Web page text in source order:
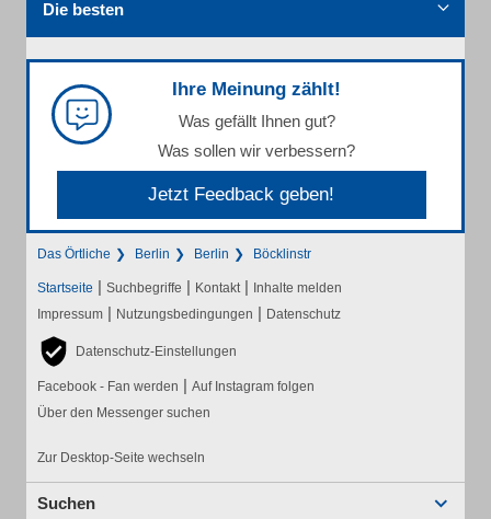
Die besten
Ihre Meinung zählt!
Was gefällt Ihnen gut?
Was sollen wir verbessern?
Jetzt Feedback geben!
Das Örtliche Berlin Berlin Böcklinstr
Startseite | Suchbegriffe | Kontakt | Inhalte melden
Impressum | Nutzungsbedingungen | Datenschutz
Datenschutz-Einstellungen
Facebook - Fan werden | Auf Instagram folgen
Über den Messenger suchen
Zur Desktop-Seite wechseln
Suchen